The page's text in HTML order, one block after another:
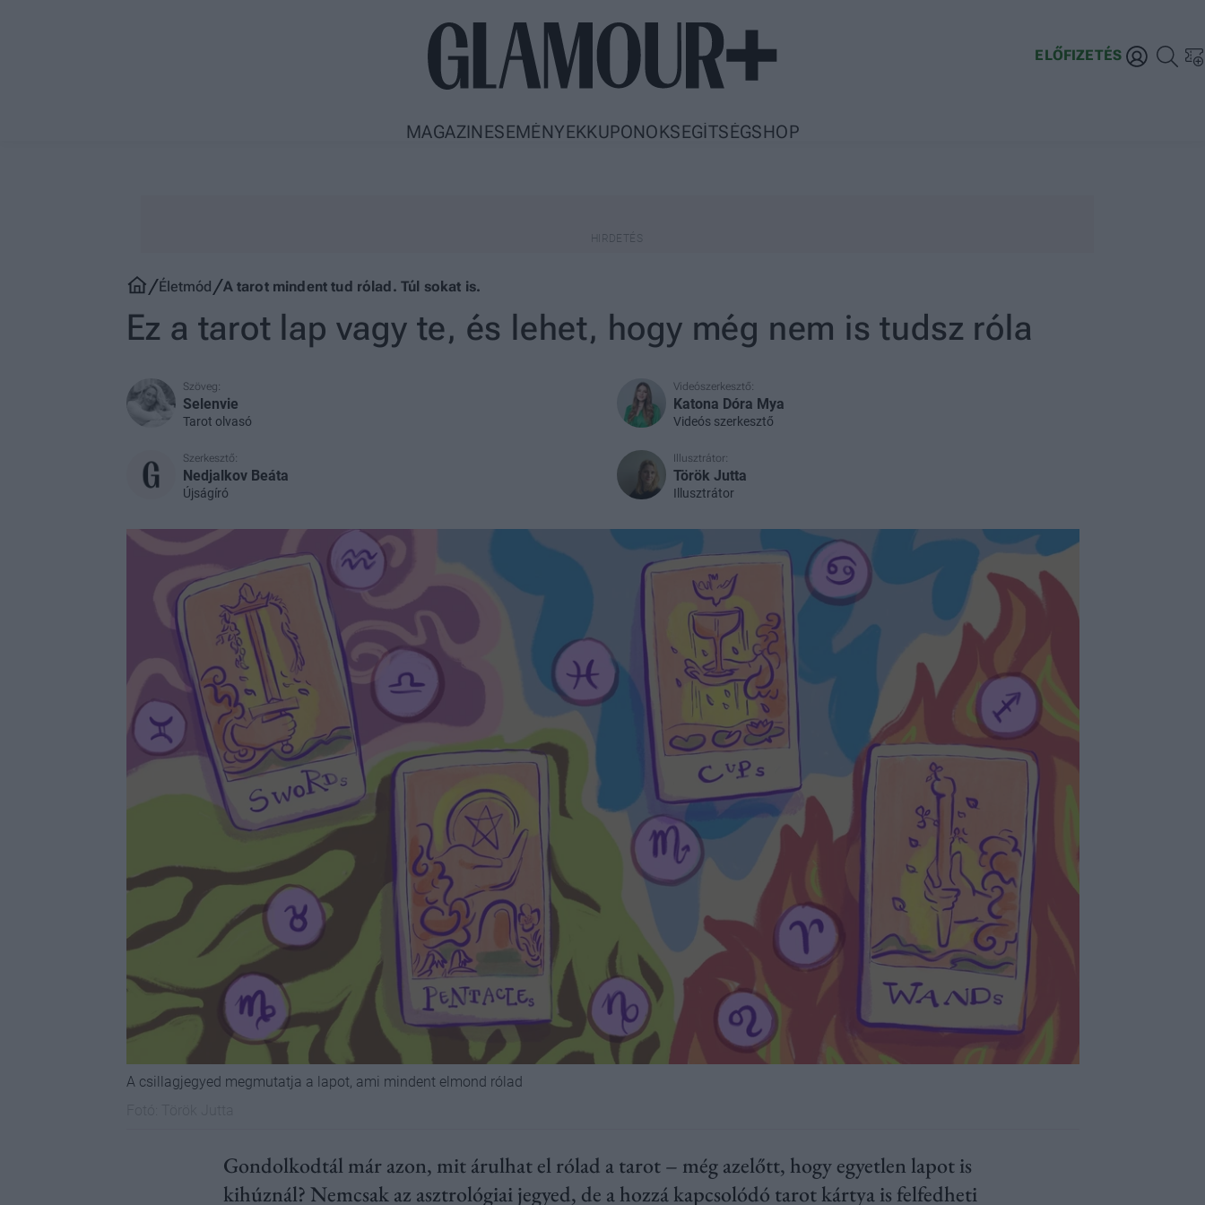
ELŐFIZETÉS
MAGAZIN ESEMÉNYEKKUPONOKSEGÍTSÉGSHOP
Életmód A tarot mindent tud rólad. Túl sokat is.
Ez a tarot lap vagy te, és lehet, hogy még nem is tudsz róla
Szöveg:
Selenvie
Tarot olvasó
Videószerkesztő:
Katona Dóra Mya
Videós szerkesztő
Szerkesztő:
Nedjalkov Beáta
Újságíró
Illusztrátor:
Török Jutta
Illusztrátor
A csillagjegyed megmutatja a lapot, ami mindent elmond rólad
Gondolkodtál már azon, mit árulhat el rólad a tarot – még azelőtt, hogy egyetlen lapot is
kihúznál? Nemcsak az asztrológiai jegyed, de a hozzá kapcsolódó tarot kártya is felfedheti